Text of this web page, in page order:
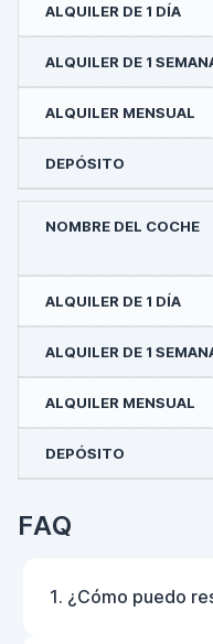
FAQ
1. ¿Cómo puedo